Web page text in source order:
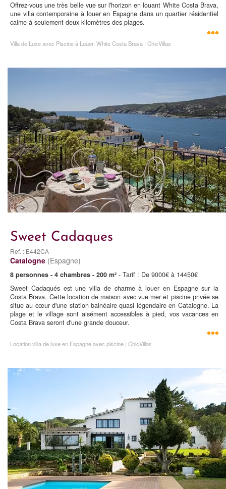
Offrez-vous une très belle vue sur l'horizon en louant White Costa Brava,
une villa contemporaine à louer en Espagne dans un quartier résidentiel
calme à seulement deux kilomètres des plages.
Villa de Luxe avec Piscine à Louer, White Costa Brava | ChicVillas
Sweet Cadaques
Ref. : E442CA
Catalogne (Espagne)
8 personnes - 4 chambres - 200 m² - Tarif : De 9000€ à 14450€
Sweet Cadaqués est une villa de charme à louer en Espagne sur la
Costa Brava. Cette location de maison avec vue mer et piscine privée se
situe au cœur d'une station balnéaire quasi légendaire en Catalogne. La
plage et le village sont aisément accessibles à pied, vos vacances en
Costa Brava seront d'une grande douceur.
Location villa de luxe en Espagne avec piscine | ChicVillas